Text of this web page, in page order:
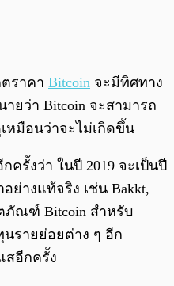
ราคา Bitcoin จะมีทิศทาง
ยว่า Bitcoin จะสามารถ
หมือนว่าจะไม่เกิดขึ้น
ครั้งว่า ในปี 2019 จะเป็นปี
ย่างแท้จริง เช่น Bakkt,
ภัณฑ์ Bitcoin สำหรับ
นรายย่อยต่าง ๆ อีก
สอีกครั้ง